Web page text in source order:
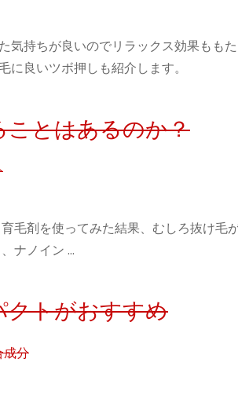
気持ちが良いのでリラックス効果もも
良いツボ押しも紹介します。
ことはあるのか？
毛剤を使ってみた結果、むしろ抜け毛
ナノイン …
クトがおすすめ
成分